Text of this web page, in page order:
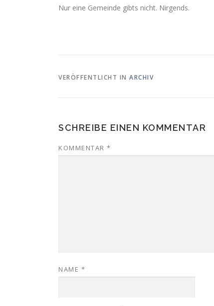
Nur eine Gemeinde gibts nicht. Nirgends.
VERÖFFENTLICHT IN ARCHIV
SCHREIBE EINEN KOMMENTAR
KOMMENTAR *
NAME *